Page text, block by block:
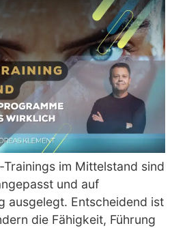
im Mittelstand sind
und auf
ausgelegt. Entscheidend ist
die Fähigkeit, Führung